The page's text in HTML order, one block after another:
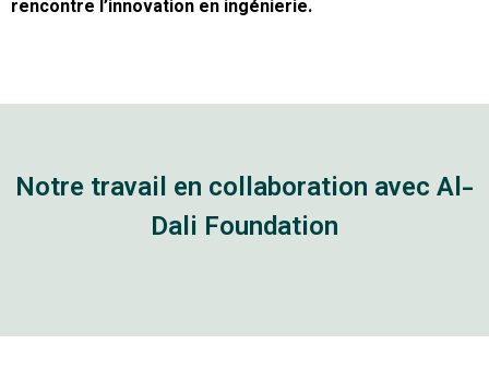
rencontre l’innovation en ingénierie.
Notre travail en collaboration avec Al-
Dali Foundation